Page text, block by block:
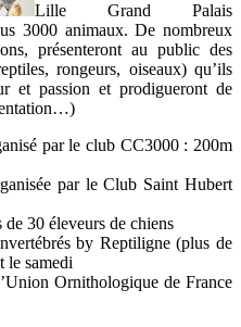
Lille Grand Palais
3000 animaux. De nombreux
présenteront au public des
rongeurs, oiseaux) qu’ils
et passion et prodigueront de
par le club CC3000 : 200m
par le Club Saint Hubert
30 éleveurs de chiens
by Reptiligne (plus de
le samedi
Ornithologique de France